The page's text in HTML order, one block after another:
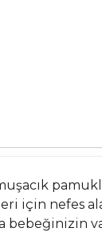
için nefes
bebeğinizin